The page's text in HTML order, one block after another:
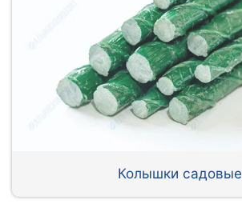
Колышки садовые